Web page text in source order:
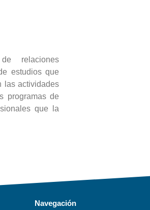
relaciones
estudios que
las actividades
programas de
que la
Navegación